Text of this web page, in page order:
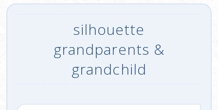
silhouette
grandparents &
grandchild